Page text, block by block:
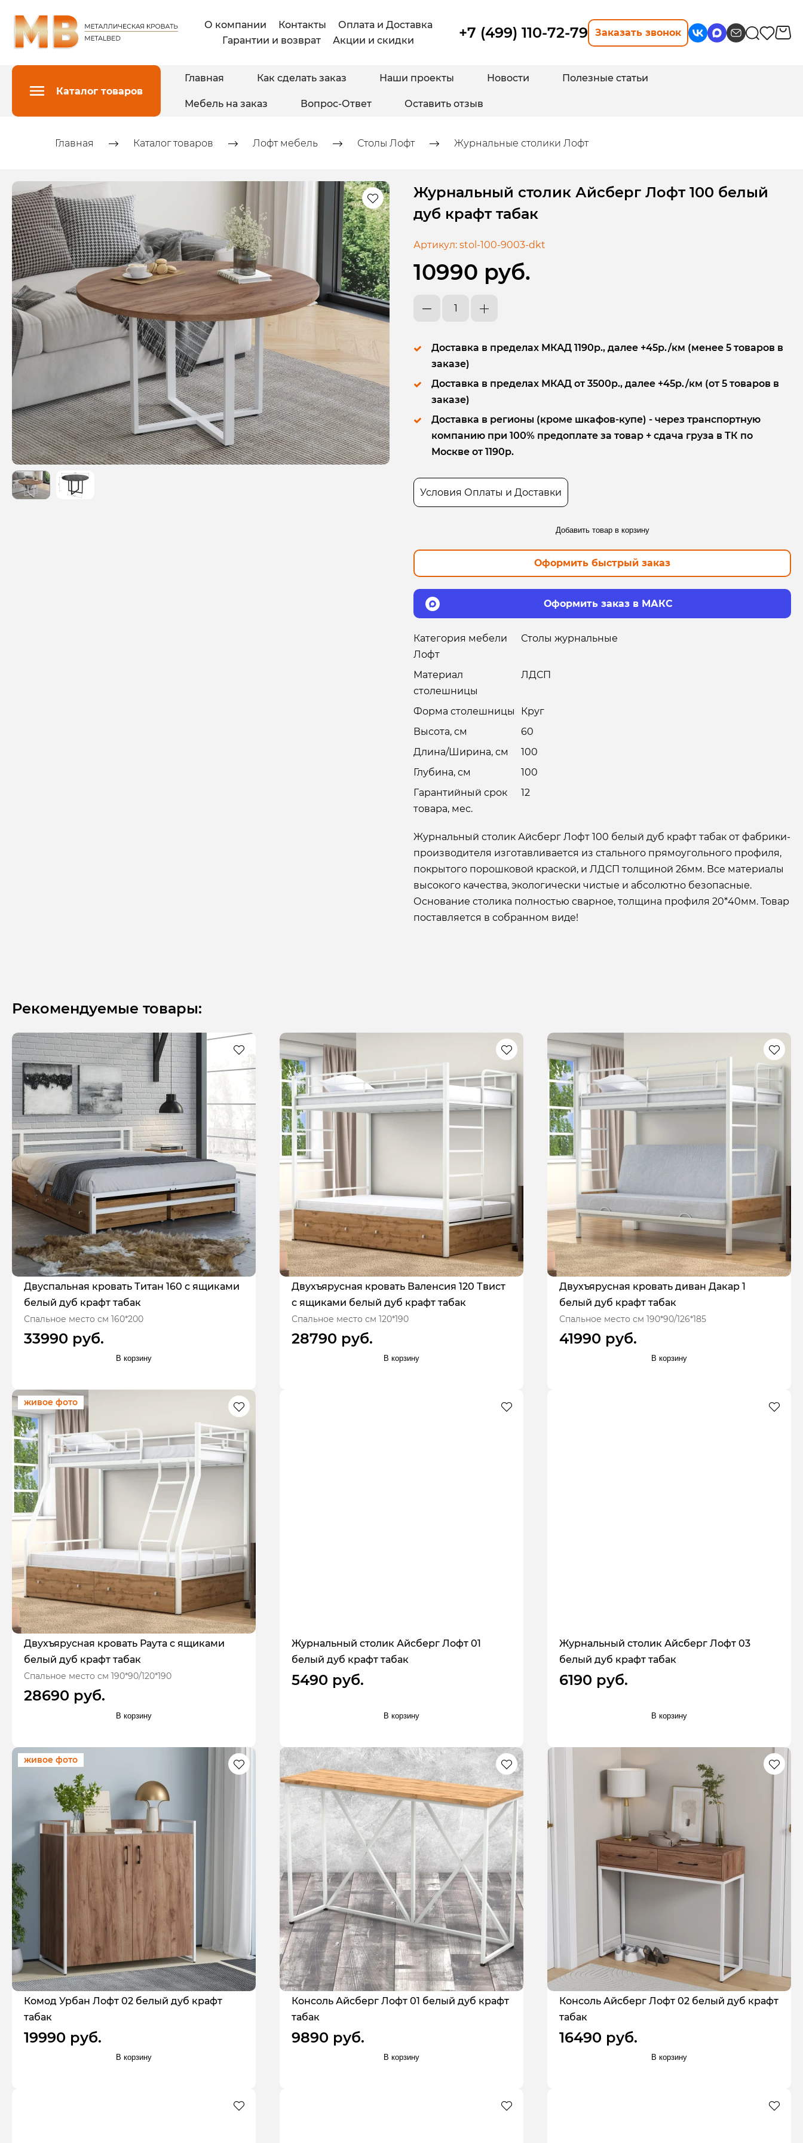
О компании Контакты
Оплата и Доставка
Гарантии и возврат
Акции и скидки +7 (499) 110-72-79 Заказать звонок
Каталог товаров
Главная Как сделать заказ Наши проекты Новости Полезные статьи
Мебель на заказ Вопрос-Ответ Оставить отзыв
Главная Каталог товаров Лофт мебель Столы Лофт Журнальные столики Лофт
Журнальный столик Айсберг Лофт 100 белый
дуб крафт табак
Артикул: stol-100-9003-dkt
10990 руб.
Доставка в пределах МКАД 1190р., далее +45р./км (менее 5 товаров в
заказе)
Доставка в пределах МКАД от 3500р., далее +45р./км (от 5 товаров в
заказе)
Доставка в регионы (кроме шкафов-купе) - через транспортную
компанию при 100% предоплате за товар + сдача груза в ТК по
Москве от 1190р.
Условия Оплаты и Доставки
Добавить товар в корзину
Оформить быстрый заказ
Оформить заказ в МАКС
Категория мебели
Лофт
Столы журнальные
Материал
столешницы
ЛДСП
Форма столешницы
Круг
Высота, см
60
Длина/Ширина, см
100
Глубина, см
100
Гарантийный срок
товара, мес.
12
Журнальный столик Айсберг Лофт 100 белый дуб крафт табак от фабрики-
производителя изготавливается из стального прямоугольного профиля,
покрытого порошковой краской, и ЛДСП толщиной 26мм. Все материалы
высокого качества, экологически чистые и абсолютно безопасные.
Основание столика полностью сварное, толщина профиля 20*40мм. Товар
поставляется в собранном виде!
Рекомендуемые товары:
Двуспальная кровать Титан 160 с ящиками
белый дуб крафт табак
Спальное место см 160*200
33990 руб.
В корзину
Двухъярусная кровать Валенсия 120 Твист
с ящиками белый дуб крафт табак
Спальное место см 120*190
28790 руб.
В корзину
Двухъярусная кровать диван Дакар 1
белый дуб крафт табак
Спальное место см 190*90/126*185
41990 руб.
В корзину
живое фото
Двухъярусная кровать Раута с ящиками
белый дуб крафт табак
Спальное место см 190*90/120*190
28690 руб.
В корзину
Журнальный столик Айсберг Лофт 01
белый дуб крафт табак
5490 руб.
В корзину
Журнальный столик Айсберг Лофт 03
белый дуб крафт табак
6190 руб.
В корзину
живое фото
Комод Урбан Лофт 02 белый дуб крафт
табак
19990 руб.
В корзину
Консоль Айсберг Лофт 01 белый дуб крафт
табак
9890 руб.
В корзину
Консоль Айсберг Лофт 02 белый дуб крафт
табак
16490 руб.
В корзину